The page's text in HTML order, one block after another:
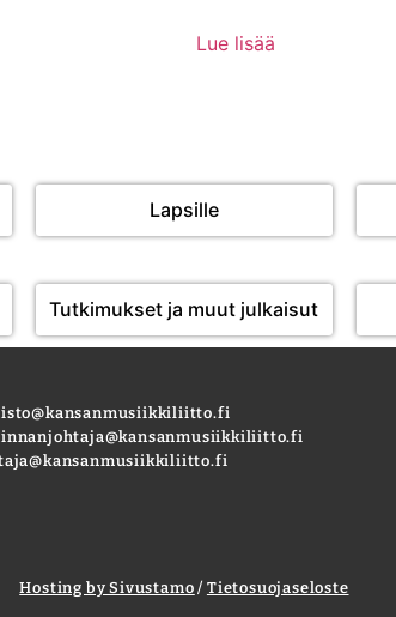
Lue lisää
Lapsille
Tutkimukset ja muut julkaisut
Hosting by Sivustamo / Tietosuojaseloste